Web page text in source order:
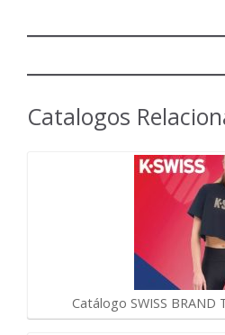
Catalogos
Catálogo SWISS BRAND